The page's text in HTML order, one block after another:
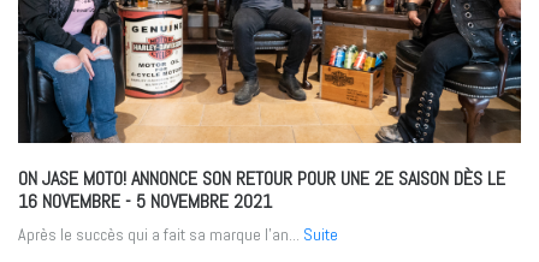
ON JASE MOTO! ANNONCE SON RETOUR POUR UNE 2E SAISON DÈS LE
16 NOVEMBRE- 5 NOVEMBRE 2021
Après le succès qui a fait sa marque l’an... Suite